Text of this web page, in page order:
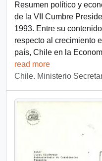
Resumen político y
de la VII Cumbre
1993. Entre su
respecto al crecimiento
país, Chile en la
read more
Chile. Ministerio